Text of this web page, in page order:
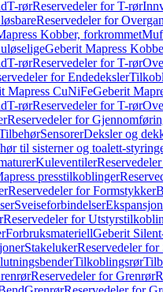
T-rørReservedeler for T-rør
Reservedeler for
Kobber, forkrommet
Geberit Mapress
T-rørReservedeler for T-rør
for Endedeksler
Mapress CuNiFeGeberit
T-rørReservedeler for T-rør
Reservedeler for
SensorerDeksler og
til sisterner og toalett-
Kuleventiler
presstilkoblinger
Reservedeler for Formstykker
Sveiseforbindelser
Reservedeler for
ForbruksmateriellGeberit
StakelukerReservedeler for
Tilkoblingsrør
Reservedeler for Grenrør